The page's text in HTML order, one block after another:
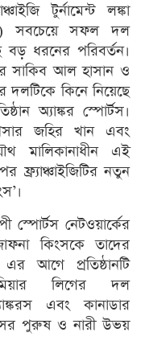
টুর্নামেন্ট লঙ্কা
সবচেয়ে সফল দল
বড় ধরনের পরিবর্তন।
সাকিব আল হাসান ও
দলটিকে কিনে নিয়েছে
অ্যাঙ্কর স্পোর্টস।
জহির খান এবং
মালিকানাধীন এই
ফ্র্যাঞ্চাইজিটির নতুন
স্পোর্টস নেটওয়ার্কের
কিংসকে তাদের
আগে প্রতিষ্ঠানটি
লিগের দল
এবং কানাডার
পুরুষ ও নারী উভয়